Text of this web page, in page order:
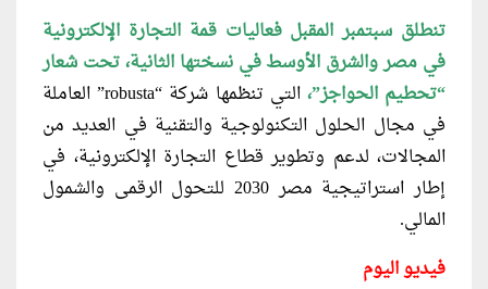
تنطلق سبتمبر المقبل فعاليات قمة التجارة الإلكترونية
في مصر والشرق الأوسط في نسختها الثانية، تحت شعار
“تحطيم الحواجز”،
التي تنظمها شركة “robusta” العاملة
في مجال الحلول التكنولوجية والتقنية في العديد من
المجالات، لدعم وتطوير قطاع التجارة الإلكترونية، في
إطار استراتيجية مصر 2030 للتحول الرقمى والشمول
المالي.
فيديو اليوم